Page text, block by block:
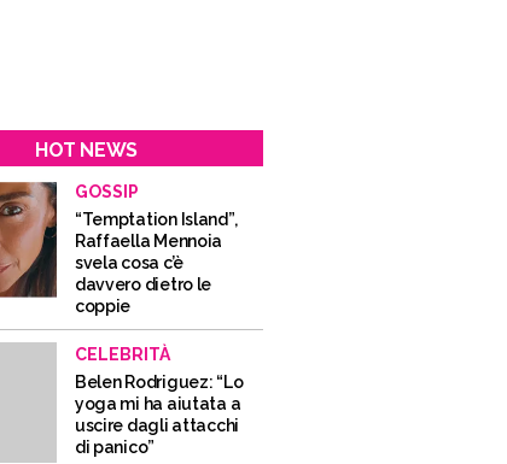
HOT NEWS
GOSSIP
“Temptation Island”,
Raffaella Mennoia
svela cosa c’è
davvero dietro le
coppie
CELEBRITÀ
Belen Rodriguez: “Lo
yoga mi ha aiutata a
uscire dagli attacchi
di panico”